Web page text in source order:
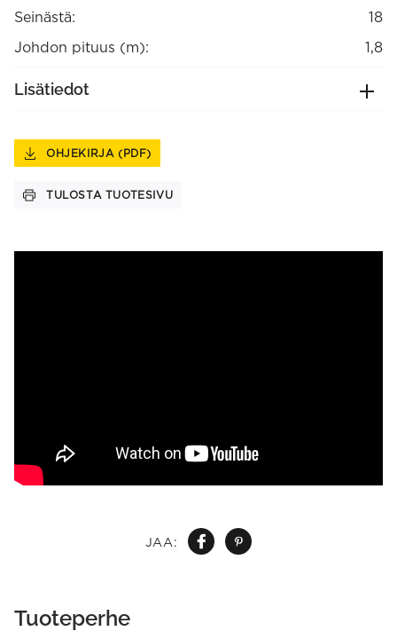
JAA:
Seinästä:
18
Johdon pituus (m):
1,8
Lisätiedot
OHJEKIRJA (PDF)
TULOSTA TUOTESIVU
Tuoteperhe